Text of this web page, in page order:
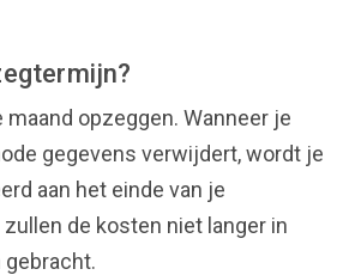
opzeggen. Wanneer je
gegevens verwijdert, wordt je
aan het einde van je
de kosten niet langer in
gebracht.